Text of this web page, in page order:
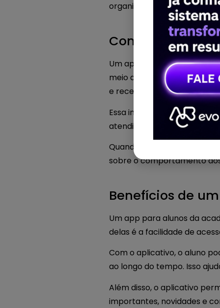
organizar melhor as
Como funciona
Um aplicativo para
meio do aplicativo, os
e receber informações
Essa integração facilita o
atendimento presencial,
Quando o aplicativo está
sobre o comportamento
Benefícios de
Um app para alunos da
delas é a facilidade de
Com o aplicativo, o aluno
ao longo do tempo. Isso
Além disso, o aplicativo
importantes, novidades e